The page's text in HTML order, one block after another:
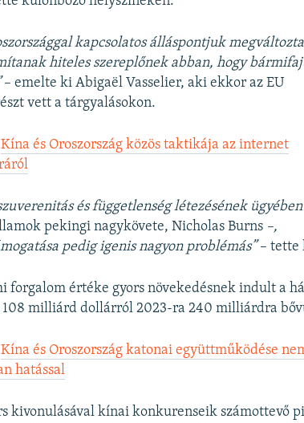
kapcsolatos álláspontjuk
hiteles szereplőnek abban, hogy
– emelte ki Abigaël Vasselier, aki ekkor az EU
vett a tárgyalásokon.
Kína és Oroszország közös taktikája az internet
és függetlenség létezésének
pekingi nagykövete, Nicholas Burns –,
pedig igenis nagyon problémás”– tette
forgalom értéke gyors növekedésnek indult a
108 milliárd dollárról 2023-ra 240 milliárdra
Kína és Oroszország katonai együttműködése
hatással
kivonulásával kínai konkurenseik számottevő